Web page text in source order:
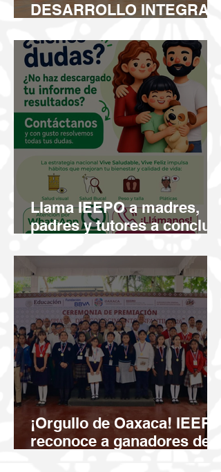
DESARROLLO INTEGRAL
CURSO DE VERANO LED
2026
Llama IEEPO a madres,
padres y tutores a concluir
visual de niñas y niños
¡Orgullo de Oaxaca! IEEPO
reconoce a ganadores de